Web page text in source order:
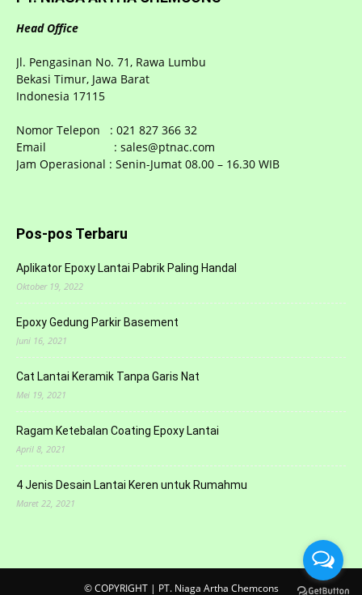
Head Office
Jl. Pengasinan No. 71, Rawa Lumbu
Bekasi Timur, Jawa Barat
Indonesia 17115
Nomor Telepon : 021 827 366 32
Email : sales@ptnac.com
Jam Operasional : Senin-Jumat 08.00 – 16.30 WIB
Pos-pos Terbaru
Aplikator Epoxy Lantai Pabrik Paling Handal
Oktober 19, 2022
Epoxy Gedung Parkir Basement
Juni 16, 2021
Cat Lantai Keramik Tanpa Garis Nat
Mei 19, 2021
Ragam Ketebalan Coating Epoxy Lantai
April 8, 2021
4 Jenis Desain Lantai Keren untuk Rumahmu
Maret 22, 2021
© COPYRIGHT | PT. Niaga Artha Chemcons